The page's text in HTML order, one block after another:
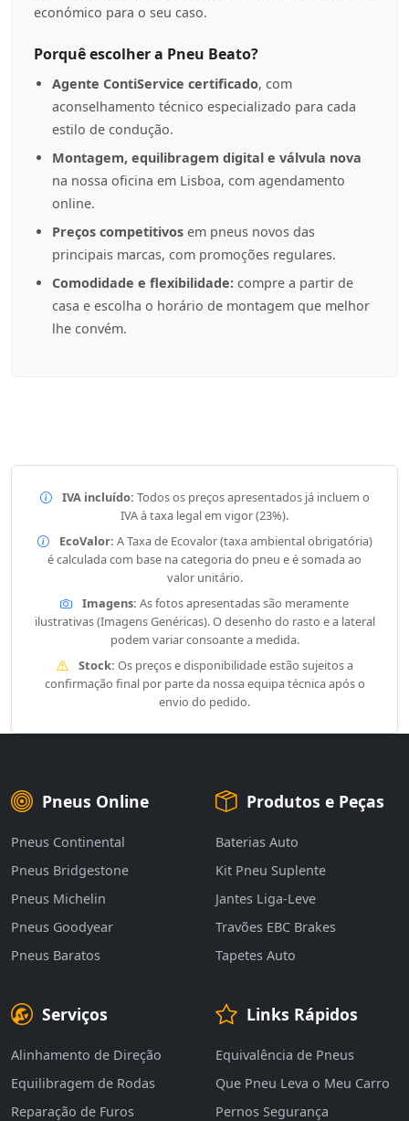
económico para o seu caso.
Porquê escolher a Pneu Beato?
Agente ContiService certificado, com
aconselhamento técnico especializado para cada
estilo de condução.
Montagem, equilibragem digital e válvula nova
na nossa oficina em Lisboa, com agendamento
online.
Preços competitivos em pneus novos das
principais marcas, com promoções regulares.
Comodidade e flexibilidade: compre a partir de
casa e escolha o horário de montagem que melhor
lhe convém.
IVA incluído: Todos os preços apresentados já incluem o
IVA à taxa legal em vigor (23%).
EcoValor: A Taxa de Ecovalor (taxa ambiental obrigatória)
é calculada com base na categoria do pneu e é somada ao
valor unitário.
Imagens: As fotos apresentadas são meramente
ilustrativas (Imagens Genéricas). O desenho do rasto e a lateral
podem variar consoante a medida.
Stock: Os preços e disponibilidade estão sujeitos a
confirmação final por parte da nossa equipa técnica após o
envio do pedido.
Pneus Online
Pneus Continental
Pneus Bridgestone
Pneus Michelin
Pneus Goodyear
Pneus Baratos
Produtos e Peças
Baterias Auto
Kit Pneu Suplente
Jantes Liga-Leve
Travões EBC Brakes
Tapetes Auto
Serviços
Alinhamento de Direção
Equilibragem de Rodas
Reparação de Furos
Links Rápidos
Equivalência de Pneus
Que Pneu Leva o Meu Carro
Pernos Segurança